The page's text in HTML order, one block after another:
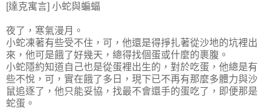
[達克寓言] 小蛇與蝙蝠
夜了，寒氣漫月。
小蛇凍著有些受不住，可，他還是得掙扎著從沙地的坑裡出
來，他可是餓了好幾天，總得找個蛋或什麼的裹腹。
小蛇隱約知道自己也是從蛋裡出生的，對於吃蛋，他總是有
些不悅，可，實在餓了多日，現下已不再有那麼多體力與沙
鼠追逐了，他只能妥協，找最不會還手的蛋吃了，即便那是
蛇蛋。